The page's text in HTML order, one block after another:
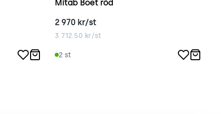
Mitab Boet röd
2 970 kr/st
3 712.50 kr/st
2 st